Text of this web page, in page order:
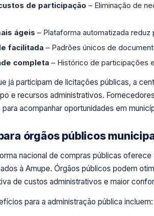
de participação – Eliminação de
ágeis – Plataforma automatizada reduz
facilitada – Padrões únicos de
completa – Histórico de participações
já participam de licitações públicas, a
e recursos administrativos.
acompanhar oportunidades em
órgãos públicos
nacional de compras públicas
à Amupe. Órgãos públicos podem
de custos administrativos e maior
para a administração pública incluem: